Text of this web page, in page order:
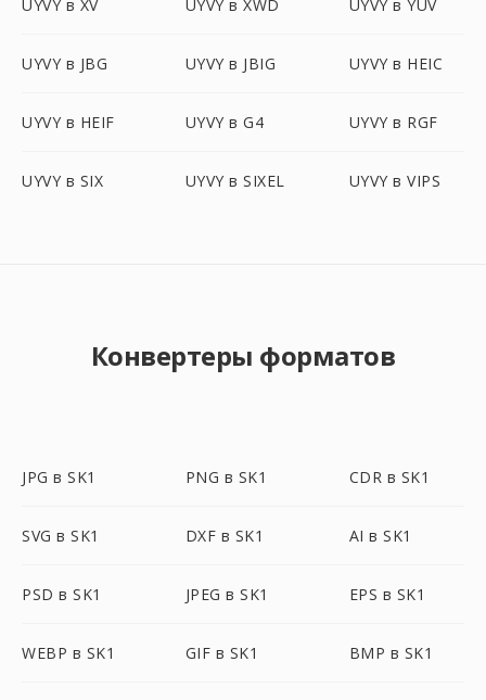
UYVY в XV UYVY в XWD UYVY в YUV
UYVY в JBG UYVY в JBIG UYVY в HEIC
UYVY в HEIF UYVY в G4 UYVY в RGF
UYVY в SIX UYVY в SIXEL UYVY в VIPS
Конвертеры форматов
JPG в SK1 PNG в SK1 CDR в SK1
SVG в SK1 DXF в SK1 AI в SK1
PSD в SK1 JPEG в SK1 EPS в SK1
WEBP в SK1 GIF в SK1 BMP в SK1